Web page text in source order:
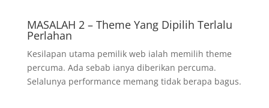
MASALAH 2 – Theme Yang Dipilih Terlalu
Perlahan
Kesilapan utama pemilik web ialah memilih theme
percuma. Ada sebab ianya diberikan percuma.
Selalunya performance memang tidak berapa bagus.